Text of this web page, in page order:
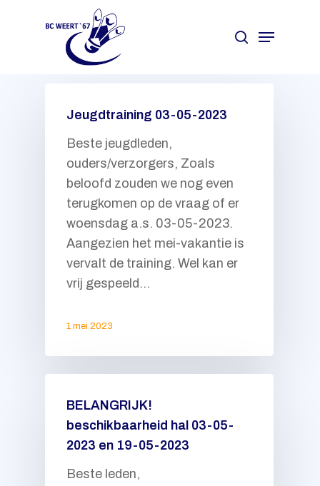
Jeugdtraining 03-05-2023
Beste jeugdleden,
ouders/verzorgers, Zoals
beloofd zouden we nog even
terugkomen op de vraag of er
woensdag a.s. 03-05-2023.
Aangezien het mei-vakantie is
vervalt de training. Wel kan er
vrij gespeeld…
1 mei 2023
BELANGRIJK!
beschikbaarheid hal 03-05-
2023 en 19-05-2023
Beste leden,